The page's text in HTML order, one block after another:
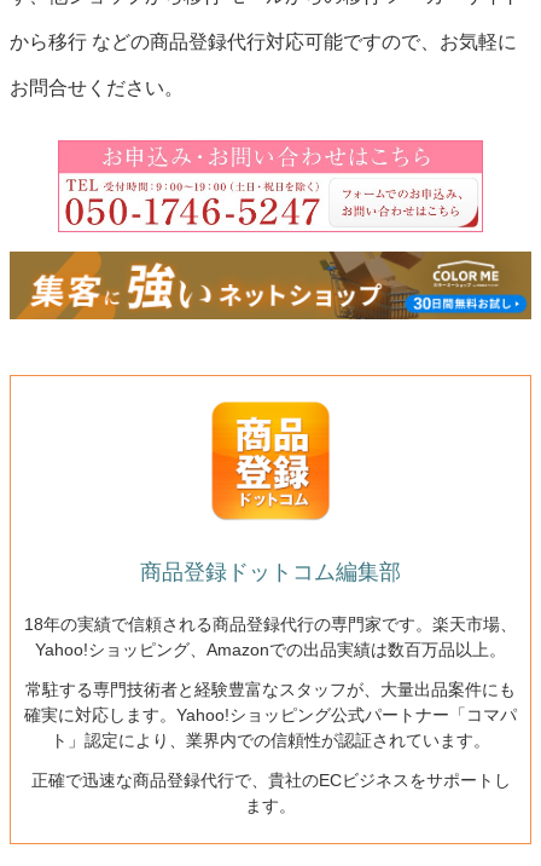
から移行 などの商品登録代行対応可能ですので、お気軽に
お問合せください。
商品登録ドットコム編集部
18年の実績で信頼される商品登録代行の専門家です。楽天市場、
Yahoo!ショッピング、Amazonでの出品実績は数百万品以上。
常駐する専門技術者と経験豊富なスタッフが、大量出品案件にも
確実に対応します。Yahoo!ショッピング公式パートナー「コマパ
ト」認定により、業界内での信頼性が認証されています。
正確で迅速な商品登録代行で、貴社のECビジネスをサポートし
ます。